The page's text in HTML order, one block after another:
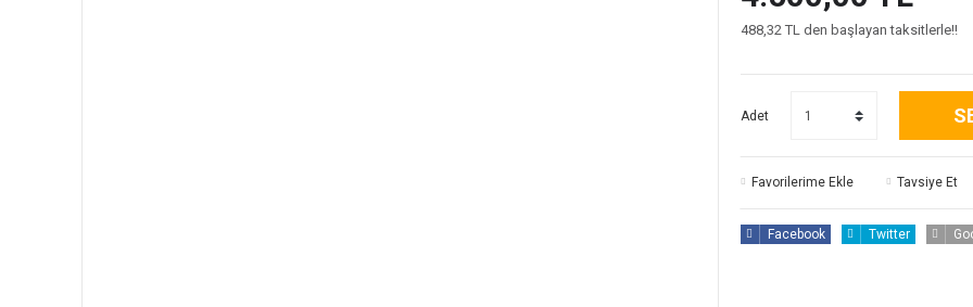
488,32 TL den başlayan taksitlerle!!
Adet
Tavsiye Et
Facebook Twitter